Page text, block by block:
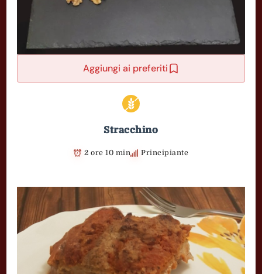
Aggiungi ai preferiti
Stracchino
2 ore 10 min Principiante